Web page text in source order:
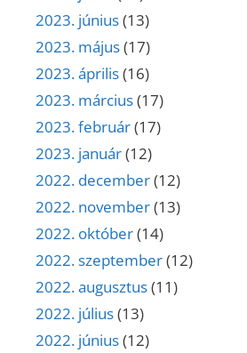
2023. június(13)
2023. május(17)
2023. április(16)
2023. március(17)
2023. február(17)
2023. január(12)
2022. december(12)
2022. november(13)
2022. október(14)
2022. szeptember(12)
2022. augusztus(11)
2022. július(13)
2022. június(12)